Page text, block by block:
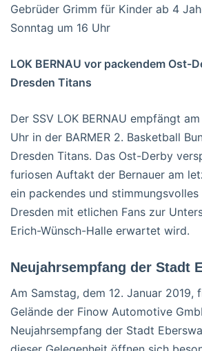
Gebrüder Grimm für Kinder ab 4
Sonntag um 16 Uhr
LOK BERNAU vor packendem Ost-
Dresden Titans
Der SSV LOK BERNAU empfängt
Uhr in der BARMER 2. Basketball
Dresden Titans. Das Ost-Derby
furiosen Auftakt der Bernauer am
ein packendes und stimmungsvolles
Dresden mit etlichen Fans zur
Erich-Wünsch-Halle erwartet wird.
Neujahrsempfang der Stadt
Am Samstag, dem 12. Januar 2019,
Gelände der Finow Automotive
Neujahrsempfang der Stadt